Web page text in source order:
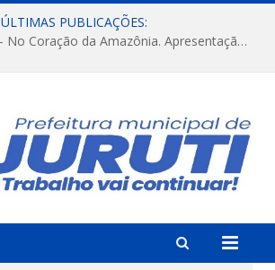
ÚLTIMAS PUBLICAÇÕES:
FESTRIBAL 2026 – No Coração da Amazônia. Apresentação da Munduruku.